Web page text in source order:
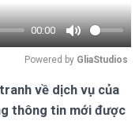
00:00
Mute
Powered by GliaStudios
về dịch vụ của
thông tin mới được